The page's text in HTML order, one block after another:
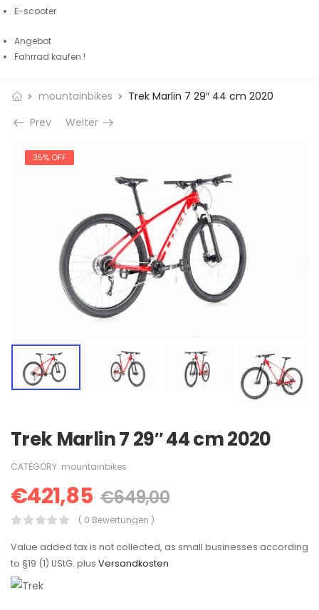
E-scooter
Angebot
Fahrrad kaufen !
mountainbikes
Trek Marlin 7 29″ 44 cm 2020
Prev
Weiter
35% OFF
Trek Marlin 7 29″ 44 cm 2020
CATEGORY: mountainbikes
€421,85 €649,00
( 0 Bewertungen )
Value added tax is not collected, as small businesses according
to §19 (1) UStG. plus Versandkosten